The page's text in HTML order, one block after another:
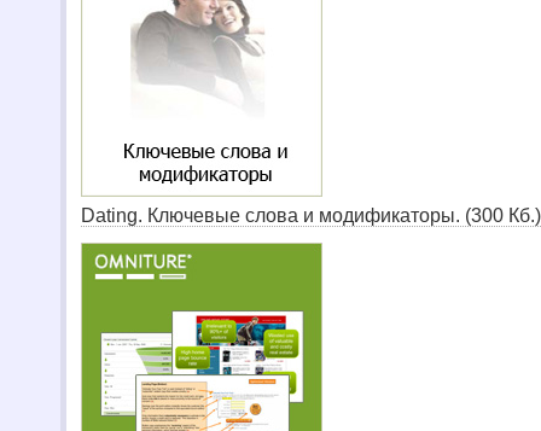
Dating. Ключевые слова и модификаторы. (300 Кб.)